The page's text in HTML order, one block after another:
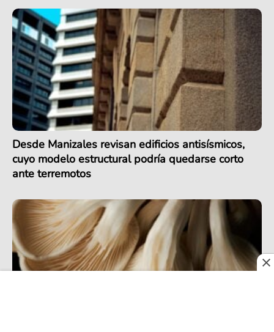
Desde Manizales revisan edificios antisísmicos,
cuyo modelo estructural podría quedarse corto
ante terremotos